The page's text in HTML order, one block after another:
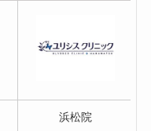
浜松院